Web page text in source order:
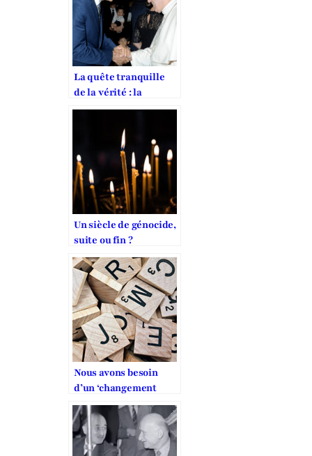
La quête tranquille
de la vérité : la
mission de Jan Figel
religieuse
Un siècle de génocide,
suite ou fin ?
Nous avons besoin
d’un ‘changement
climatique’ dans les
questions relatives à
la liberté religieuse